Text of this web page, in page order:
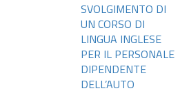
SVOLGIMENTO DI
UN CORSO DI
LINGUA INGLESE
PER IL PERSONALE
DIPENDENTE
DELL’AUTO